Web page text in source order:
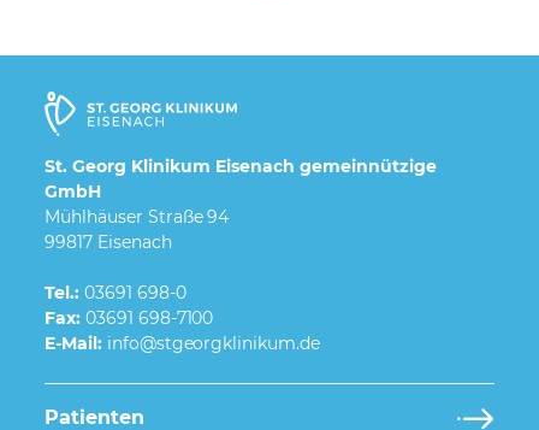
St. Georg Klinikum Eisenach gemeinnützige
GmbH
Mühlhäuser Straße 94
99817 Eisenach
Tel.: 03691 698-0
Fax: 03691 698-7100
E-Mail:
Patienten